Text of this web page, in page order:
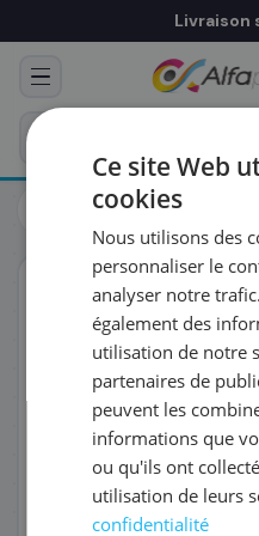
Livraison
Cartouches
HP
ORIGINAL
♻ COMMANDE
Prévoyez &
Programmez votre
vous prépare un devis
RÉFÉRENCE DU
FRÉQUENCE
QUANTITÉ PAR
DATE DE PREMIÈRE
Ce site Web
cookies
Nous utilisons des
personnaliser le
analyser notre
également des
utilisation de notre
partenaires de
peuvent les
informations que
ou qu'ils ont
utilisation de leurs
confidentialité